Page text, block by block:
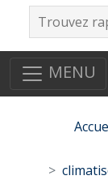
MENU